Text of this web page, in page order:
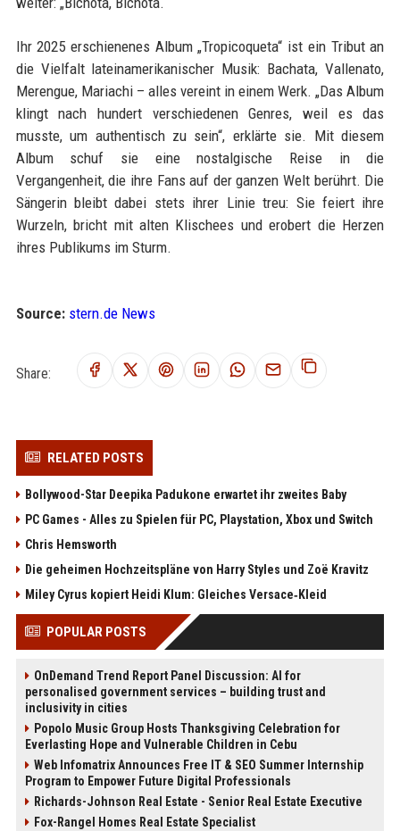
Ihr 2025 erschienenes Album „Tropicoqueta“ ist ein Tribut an
die Vielfalt lateinamerikanischer Musik: Bachata, Vallenato,
Merengue, Mariachi – alles vereint in einem Werk. „Das Album
klingt nach hundert verschiedenen Genres, weil es das
musste, um authentisch zu sein“, erklärte sie. Mit diesem
Album schuf sie eine nostalgische Reise in die
Vergangenheit, die ihre Fans auf der ganzen Welt berührt. Die
Sängerin bleibt dabei stets ihrer Linie treu: Sie feiert ihre
Wurzeln, bricht mit alten Klischees und erobert die Herzen
ihres Publikums im Sturm.
Source: stern.de News
Share:
RELATED POSTS
Bollywood-Star Deepika Padukone erwartet ihr zweites Baby
PC Games - Alles zu Spielen für PC, Playstation, Xbox und Switch
Chris Hemsworth
Die geheimen Hochzeitspläne von Harry Styles und Zoë Kravitz
Miley Cyrus kopiert Heidi Klum: Gleiches Versace‑Kleid
POPULAR POSTS
OnDemand Trend Report Panel Discussion: AI for
personalised government services – building trust and
inclusivity in cities
Popolo Music Group Hosts Thanksgiving Celebration for
Everlasting Hope and Vulnerable Children in Cebu
Web Infomatrix Announces Free IT & SEO Summer Internship
Program to Empower Future Digital Professionals
Richards-Johnson Real Estate - Senior Real Estate Executive
Fox-Rangel Homes Real Estate Specialist